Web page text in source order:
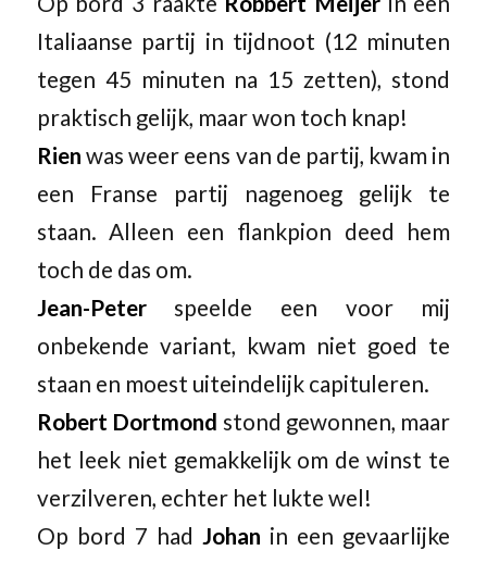
Italiaanse partij in tijdnoot (12 minuten
tegen 45 minuten na 15 zetten), stond
praktisch gelijk, maar won toch knap!
Rien was weer eens van de partij, kwam in
een Franse partij nagenoeg gelijk te
staan. Alleen een flankpion deed hem
toch de das om.
Jean-Peter speelde een voor mij
onbekende variant, kwam niet goed te
staan en moest uiteindelijk capituleren.
Robert Dortmond stond gewonnen, maar
het leek niet gemakkelijk om de winst te
verzilveren, echter het lukte wel!
Op bord 7 had Johan in een gevaarlijke